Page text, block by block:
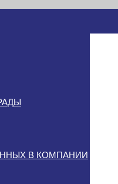
В КОМПАНИИ